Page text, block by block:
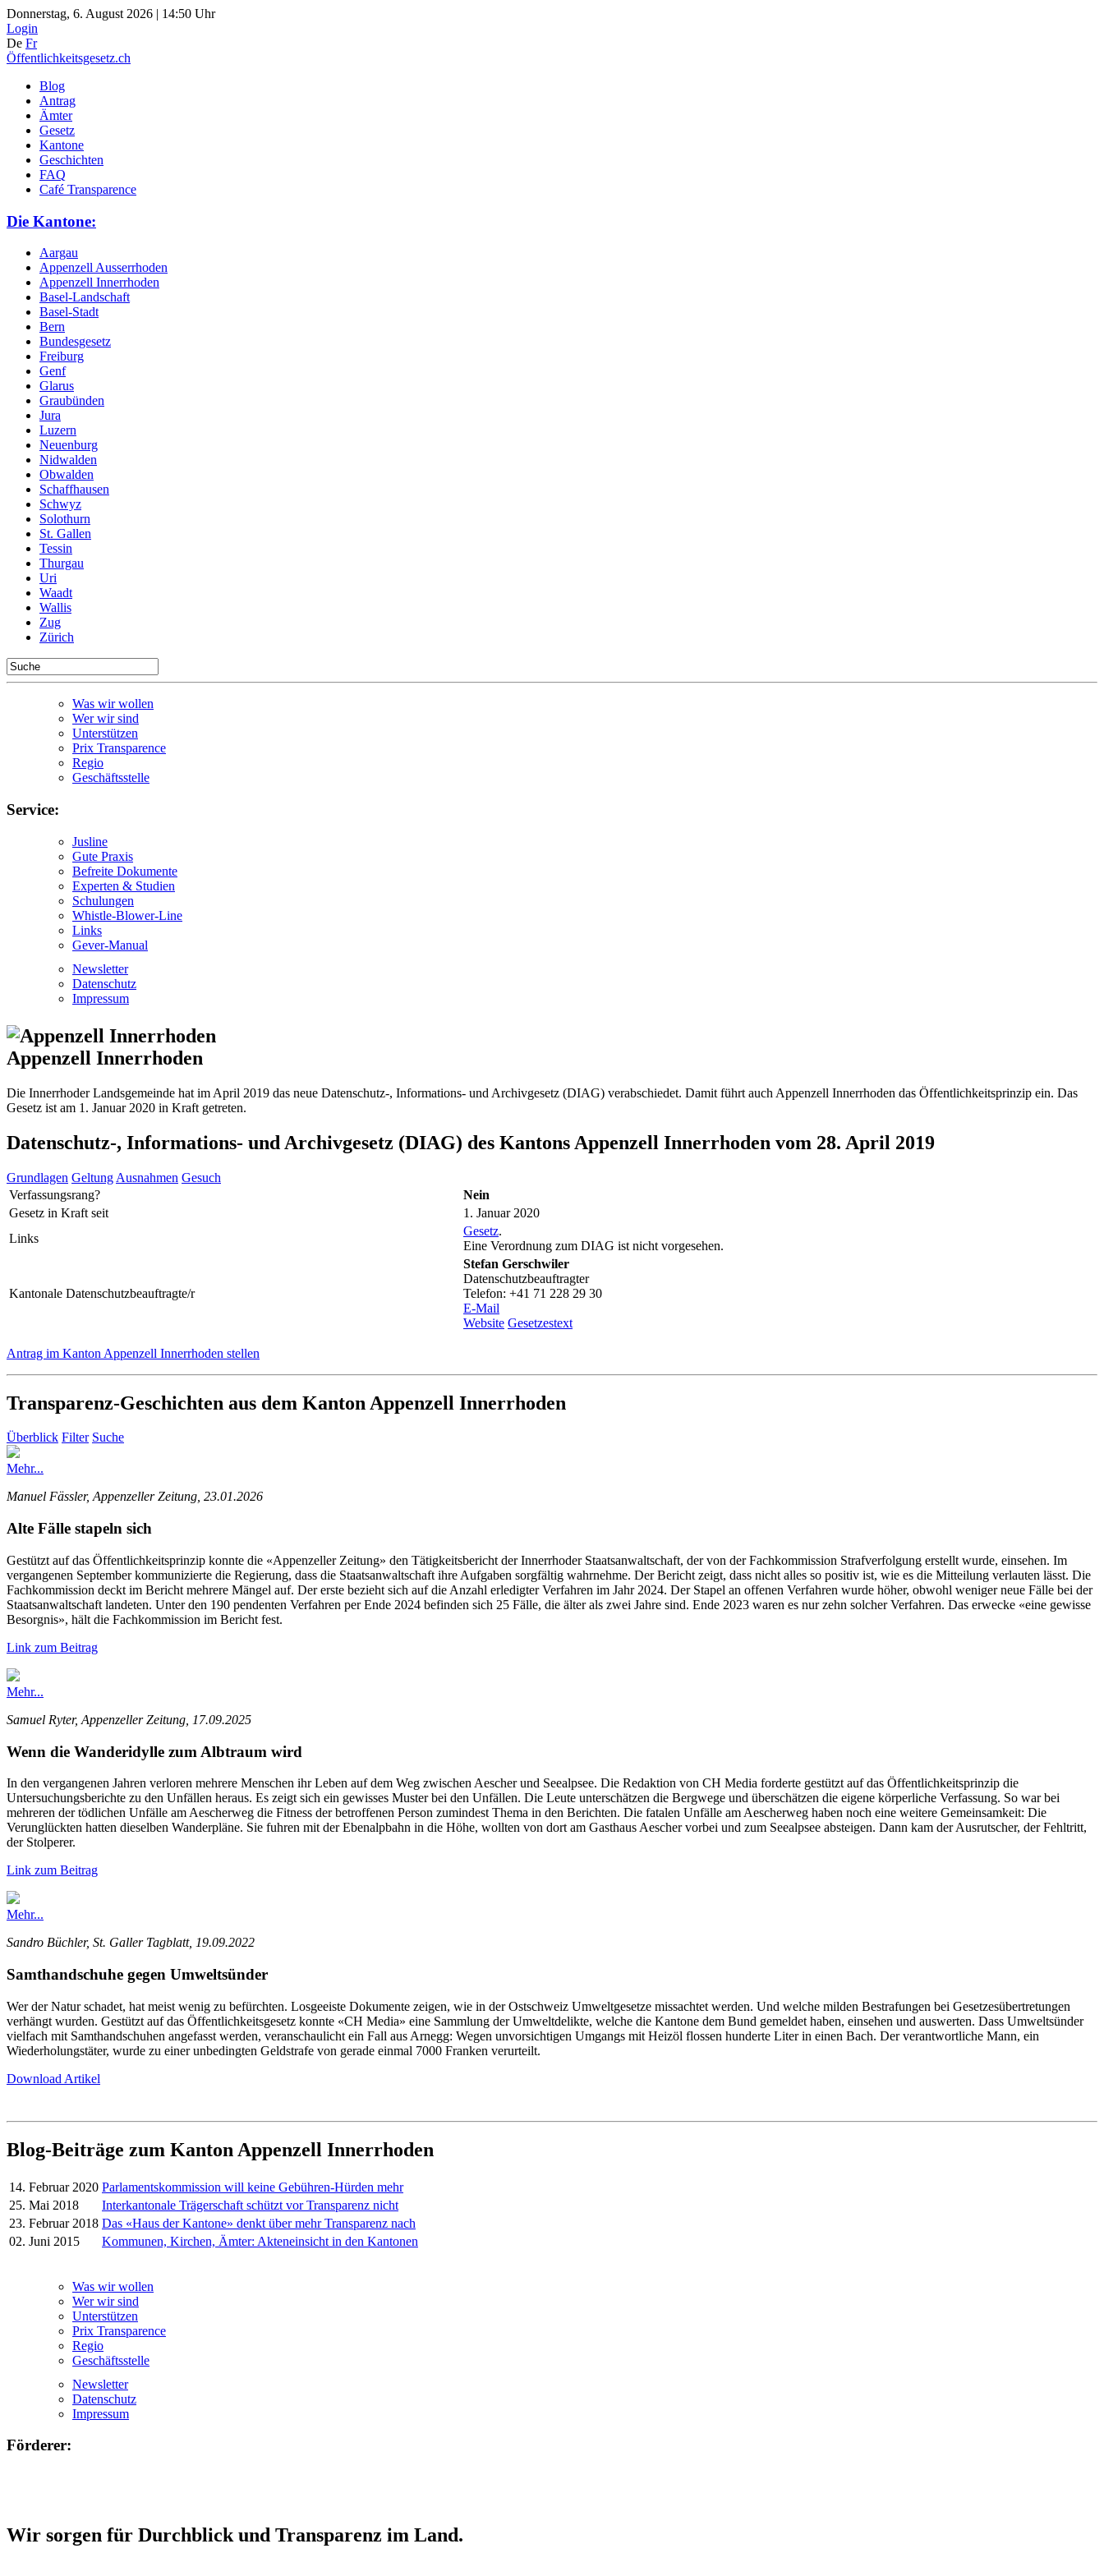
Donnerstag, 6. August 2026 | 14:50 Uhr
Login
De Fr
Öffentlichkeitsgesetz.ch
Blog
Antrag
Ämter
Gesetz
Kantone
Geschichten
FAQ
Café Transparence
Die Kantone:
Aargau
Appenzell Ausserrhoden
Appenzell Innerrhoden
Basel-Landschaft
Basel-Stadt
Bern
Bundesgesetz
Freiburg
Genf
Glarus
Graubünden
Jura
Luzern
Neuenburg
Nidwalden
Obwalden
Schaffhausen
Schwyz
Solothurn
St. Gallen
Tessin
Thurgau
Uri
Waadt
Wallis
Zug
Zürich
Was wir wollen
Wer wir sind
Unterstützen
Prix Transparence
Regio
Geschäftsstelle
Service:
Jusline
Gute Praxis
Befreite Dokumente
Experten & Studien
Schulungen
Whistle-Blower-Line
Links
Gever-Manual
Newsletter
Datenschutz
Impressum
Appenzell Innerrhoden
Die Innerrhoder Landsgemeinde hat im April 2019 das neue Datenschutz-, Informations- und Archivgesetz (DIAG) verabschiedet. Damit führt auch Appenzell Innerrhoden das Öffentlichkeitsprinzip ein. Das
Gesetz ist am 1. Januar 2020 in Kraft getreten.
Datenschutz-, Informations- und Archivgesetz (DIAG) des Kantons Appenzell Innerrhoden vom 28. April 2019
Grundlagen Geltung Ausnahmen Gesuch
Verfassungsrang?
Nein
Gesetz in Kraft seit
1. Januar 2020
Links
Gesetz.
Eine Verordnung zum DIAG ist nicht vorgesehen.
Kantonale Datenschutzbeauftragte/r
Stefan Gerschwiler
Datenschutzbeauftragter
Telefon: +41 71 228 29 30
E-Mail
Website Gesetzestext
Antrag im Kanton Appenzell Innerrhoden stellen
Transparenz-Geschichten aus dem Kanton Appenzell Innerrhoden
Überblick Filter Suche
Mehr...
Manuel Fässler, Appenzeller Zeitung, 23.01.2026
Alte Fälle stapeln sich
Gestützt auf das Öffentlichkeitsprinzip konnte die «Appenzeller Zeitung» den Tätigkeitsbericht der Innerrhoder Staatsanwaltschaft, der von der Fachkommission Strafverfolgung erstellt wurde, einsehen. Im
vergangenen September kommunizierte die Regierung, dass die Staatsanwaltschaft ihre Aufgaben sorgfältig wahrnehme. Der Bericht zeigt, dass nicht alles so positiv ist, wie es die Mitteilung verlauten lässt. Die
Fachkommission deckt im Bericht mehrere Mängel auf. Der erste bezieht sich auf die Anzahl erledigter Verfahren im Jahr 2024. Der Stapel an offenen Verfahren wurde höher, obwohl weniger neue Fälle bei der
Staatsanwaltschaft landeten. Unter den 190 pendenten Verfahren per Ende 2024 befinden sich 25 Fälle, die älter als zwei Jahre sind. Ende 2023 waren es nur zehn solcher Verfahren. Das erwecke «eine gewisse
Besorgnis», hält die Fachkommission im Bericht fest.
Link zum Beitrag
Mehr...
Samuel Ryter, Appenzeller Zeitung, 17.09.2025
Wenn die Wanderidylle zum Albtraum wird
In den vergangenen Jahren verloren mehrere Menschen ihr Leben auf dem Weg zwischen Aescher und Seealpsee. Die Redaktion von CH Media forderte gestützt auf das Öffentlichkeitsprinzip die
Untersuchungsberichte zu den Unfällen heraus. Es zeigt sich ein gewisses Muster bei den Unfällen. Die Leute unterschätzen die Bergwege und überschätzen die eigene körperliche Verfassung. So war bei
mehreren der tödlichen Unfälle am Aescherweg die Fitness der betroffenen Person zumindest Thema in den Berichten. Die fatalen Unfälle am Aescherweg haben noch eine weitere Gemeinsamkeit: Die
Verunglückten hatten dieselben Wanderpläne. Sie fuhren mit der Ebenalpbahn in die Höhe, wollten von dort am Gasthaus Aescher vorbei und zum Seealpsee absteigen. Dann kam der Ausrutscher, der Fehltritt,
der Stolperer.
Link zum Beitrag
Mehr...
Sandro Büchler, St. Galler Tagblatt, 19.09.2022
Samthandschuhe gegen Umweltsünder
Wer der Natur schadet, hat meist wenig zu befürchten. Losgeeiste Dokumente zeigen, wie in der Ostschweiz Umweltgesetze missachtet werden. Und welche milden Bestrafungen bei Gesetzesübertretungen
verhängt wurden. Gestützt auf das Öffentlichkeitsgesetz konnte «CH Media» eine Sammlung der Umweltdelikte, welche die Kantone dem Bund gemeldet haben, einsehen und auswerten. Dass Umweltsünder
vielfach mit Samthandschuhen angefasst werden, veranschaulicht ein Fall aus Arnegg: Wegen unvorsichtigen Umgangs mit Heizöl flossen hunderte Liter in einen Bach. Der verantwortliche Mann, ein
Wiederholungstäter, wurde zu einer unbedingten Geldstrafe von gerade einmal 7000 Franken verurteilt.
Download Artikel
Blog-Beiträge zum Kanton Appenzell Innerrhoden
14. Februar 2020 Parlamentskommission will keine Gebühren-Hürden mehr
25. Mai 2018
Interkantonale Trägerschaft schützt vor Transparenz nicht
23. Februar 2018 Das «Haus der Kantone» denkt über mehr Transparenz nach
02. Juni 2015
Kommunen, Kirchen, Ämter: Akteneinsicht in den Kantonen
Was wir wollen
Wer wir sind
Unterstützen
Prix Transparence
Regio
Geschäftsstelle
Newsletter
Datenschutz
Impressum
Förderer:
Wir sorgen für Durchblick und Transparenz im Land.